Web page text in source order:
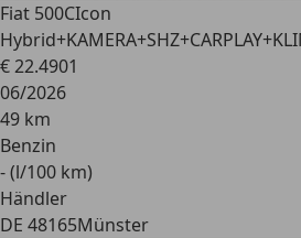
Fiat 500CIcon
€ 22.4901
06/2026
49 km
Benzin
- (l/100 km)
Händler
DE 48165Münster